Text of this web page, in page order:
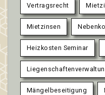
Vertragsrecht
Mietzinsen
Heizkosten Seminar
Mängelbeseitigung